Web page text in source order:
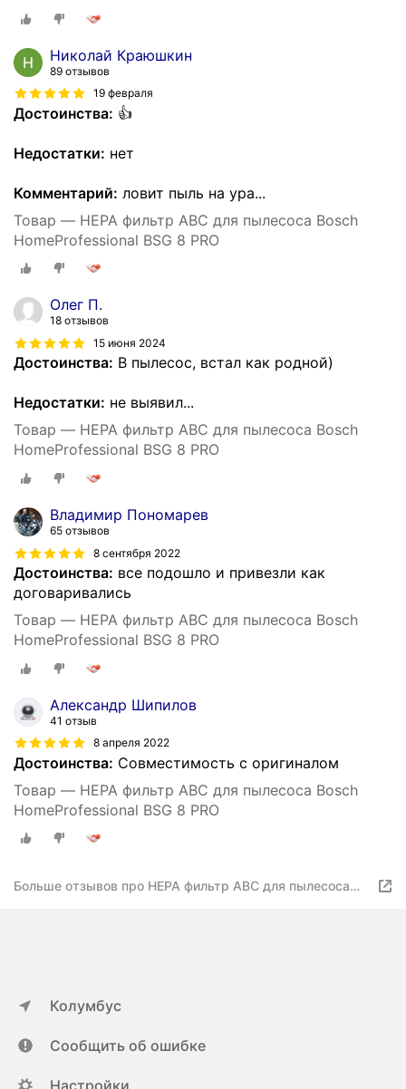
Николай Краюшкин
89 отзывов
19 февраля
Достоинства: 👍
Недостатки: нет
Комментарий: ловит пыль на ура...
Товар — HEPA фильтр АВС для пылесоса Bosch
HomeProfessional BSG 8 PRO
Олег П.
18 отзывов
15 июня 2024
Достоинства: В пылесос, встал как родной)
Недостатки: не выявил...
Товар — HEPA фильтр АВС для пылесоса Bosch
HomeProfessional BSG 8 PRO
Владимир Пономарев
65 отзывов
8 сентября 2022
Достоинства: все подошло и привезли как
договаривались
Товар — HEPA фильтр АВС для пылесоса Bosch
HomeProfessional BSG 8 PRO
Александр Шипилов
41 отзыв
8 апреля 2022
Достоинства: Совместимость с оригиналом
Товар — HEPA фильтр АВС для пылесоса Bosch
HomeProfessional BSG 8 PRO
Больше отзывов про HEPA фильтр АВС для пылесоса
Колумбус
Сообщить об ошибке
Настройки